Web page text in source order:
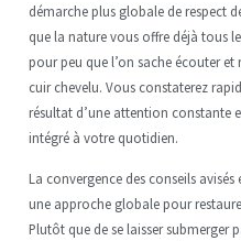
démarche plus globale de respect
que la nature vous offre déjà tous
pour peu que l’on sache écouter et
cuir chevelu. Vous constaterez
résultat d’une attention constante
intégré à votre quotidien.
La convergence des conseils avisés
une approche globale pour
Plutôt que de se laisser submerger